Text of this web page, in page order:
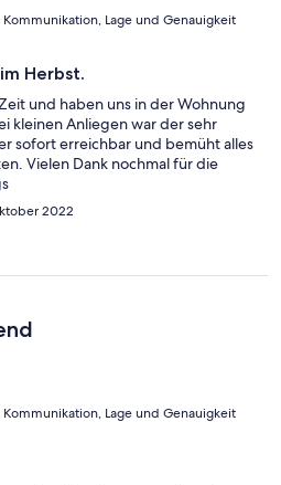
Lage und Genauigkeit
Herbst.
und haben uns in der Wohnung
kleinen Anliegen war der sehr
sofort erreichbar und bemüht alles
Vielen Dank nochmal für die
2022
Lage und Genauigkeit